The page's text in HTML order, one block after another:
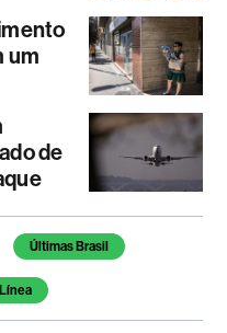
um
de
Últimas Brasil